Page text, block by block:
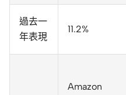
過去一
年表現
11.2%
Amazon